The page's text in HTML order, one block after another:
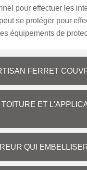
pour effectuer les
se protéger pour
équipements de
FERRET
ET
QUI